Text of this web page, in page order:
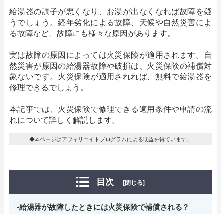
給湯器の調子が悪くなり、お湯が出なくなれば故障を疑
うでしょう。経年劣化による故障、天候や自然災害によ
る故障など、故障にも様々な原因があります。
実は故障の原因によっては火災保険が適用されます。自
然災害が原因の給湯器故障や破損は、火災保険の補償対
象ないです。火災保険が適用されれば、無料で給湯器を
修理できるでしょう。
本記事では、火災保険で修理できる適用条件や申請の流
れについて詳しく解説します。
◆本ページはアフィリエイトプログラムによる収益を得ています。
目次 [閉じる]
給湯器が故障したときには火災保険で補償される？